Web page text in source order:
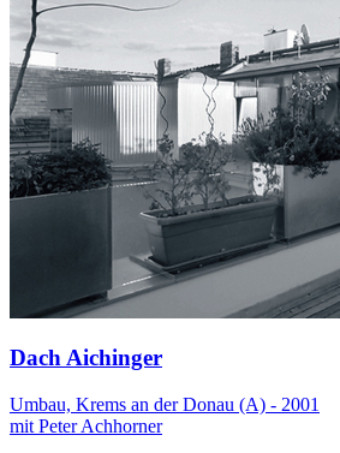
Dach Aichinger
Umbau, Krems an der Donau (A) - 2001
mit Peter Achhorner